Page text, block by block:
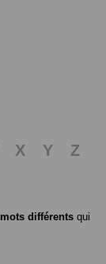
X Y
Z
mots différents qui